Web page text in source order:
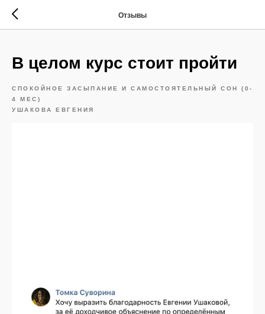
Отзывы
В целом курс стоит пройти
СПОКОЙНОЕ ЗАСЫПАНИЕ И САМОСТОЯТЕЛЬНЫЙ СОН (0-
4 МЕС)
УШАКОВА ЕВГЕНИЯ